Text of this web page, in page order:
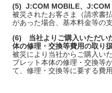
(5) J:COM MOBILE、J:COM
被災されたお客さま（請求書
があった場合、基本料金等の
(6) 当社よりご購入いただい
体の修理・交換等費用の取り
被災により当社からご購入い
ブレット本体の修理・交換等
て、修理・交換等に要する費